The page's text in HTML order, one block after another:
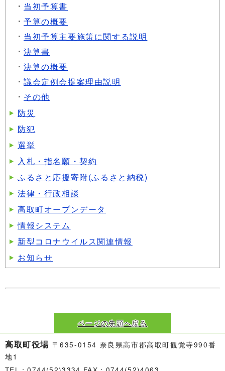
当初予算書
予算の概要
当初予算主要施策に関する説明
決算書
決算の概要
議会定例会提案理由説明
その他
防災
防犯
選挙
入札・指名願・契約
ふるさと応援寄附(ふるさと納税)
法律・行政相談
高取町オープンデータ
情報システム
新型コロナウイルス関連情報
お知らせ
ページの先頭へ戻る
高取町役場 〒635-0154 奈良県高市郡高取町観覚寺990番
地1